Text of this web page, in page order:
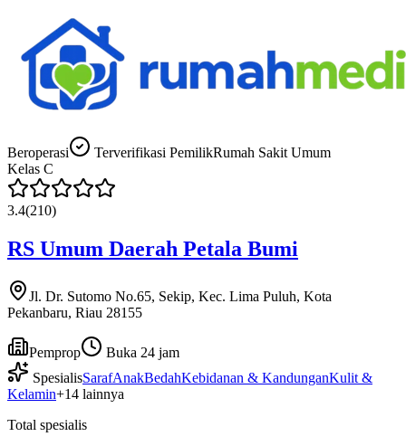
Beroperasi Terverifikasi PemilikRumah Sakit Umum
Kelas C
3.4(210)
RS Umum Daerah Petala Bumi
Jl. Dr. Sutomo No.65, Sekip, Kec. Lima Puluh, Kota
Pekanbaru, Riau 28155
Pemprop
Buka 24 jam
SpesialisSarafAnakBedahKebidanan & KandunganKulit &
Kelamin+14 lainnya
Total spesialis